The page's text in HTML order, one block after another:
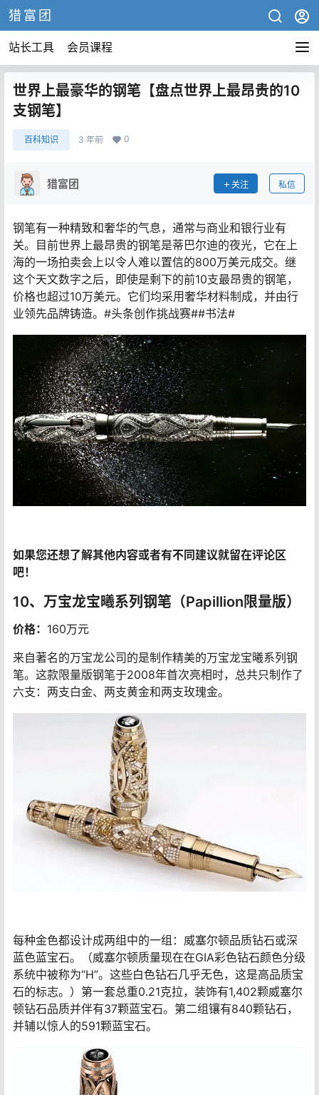
猎富团
站长工具 会员课程
世界上最豪华的钢笔【盘点世界上最昂贵的10
支钢笔】
百科知识 3 年前 0
猎富团 关注 私信
钢笔有一种精致和奢华的气息，通常与商业和银行业有
关。目前世界上最昂贵的钢笔是蒂巴尔迪的夜光，它在上
海的一场拍卖会上以令人难以置信的800万美元成交。继
这个天文数字之后，即使是剩下的前10支最昂贵的钢笔，
价格也超过10万美元。它们均采用奢华材料制成，并由行
业领先品牌铸造。#头条创作挑战赛##书法#
如果您还想了解其他内容或者有不同建议就留在评论区
吧！
10、万宝龙宝曦系列钢笔（Papillion限量版）
价格： 160万元
来自著名的万宝龙公司的是制作精美的万宝龙宝曦系列钢
笔。这款限量版钢笔于2008年首次亮相时，总共只制作了
六支：两支白金、两支黄金和两支玫瑰金。
每种金色都设计成两组中的一组：威塞尔顿品质钻石或深
蓝色蓝宝石。（威塞尔顿质量现在在GIA彩色钻石颜色分级
系统中被称为“H”。这些白色钻石几乎无色，这是高品质宝
石的标志。）第一套总重0.21克拉，装饰有1,402颗威塞尔
顿钻石品质并伴有37颗蓝宝石。第二组镶有840颗钻石，
并辅以惊人的591颗蓝宝石。